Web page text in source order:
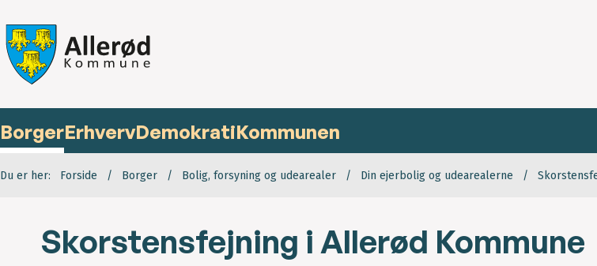
BorgerErhvervDemokratiKommunen
Du er her: Forside Borger Bolig, forsyning og udearealer Din ejerbolig og udearealerne
Skorstensfejning i Allerød Kommune